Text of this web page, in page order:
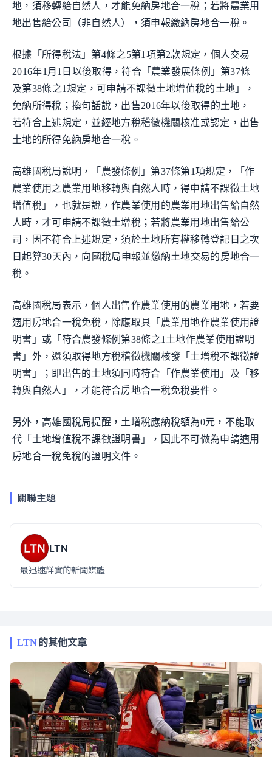
地，須移轉給自然人，才能免納房地合一稅；若將農業用
地出售給公司（非自然人），須申報繳納房地合一稅。
根據「所得稅法」第4條之5第1項第2款規定，個人交易
2016年1月1日以後取得，符合「農業發展條例」第37條
及第38條之1規定，可申請不課徵土地增值稅的土地」，
免納所得稅；換句話說，出售2016年以後取得的土地，
若符合上述規定，並經地方稅稽徵機關核准或認定，出售
土地的所得免納房地合一稅。
高雄國稅局說明，「農發條例」第37條第1項規定，「作
農業使用之農業用地移轉與自然人時，得申請不課徵土地
增值稅」，也就是說，作農業使用的農業用地出售給自然
人時，才可申請不課徵土增稅；若將農業用地出售給公
司，因不符合上述規定，須於土地所有權移轉登記日之次
日起算30天內，向國稅局申報並繳納土地交易的房地合一
稅。
高雄國稅局表示，個人出售作農業使用的農業用地，若要
適用房地合一稅免稅，除應取具「農業用地作農業使用證
明書」或「符合農發條例第38條之1土地作農業使用證明
書」外，還須取得地方稅稽徵機關核發「土增稅不課徵證
明書」；即出售的土地須同時符合「作農業使用」及「移
轉與自然人」，才能符合房地合一稅免稅要件。
另外，高雄國稅局提醒，土增稅應納稅額為0元，不能取
代「土地增值稅不課徵證明書」，因此不可做為申請適用
房地合一稅免稅的證明文件。
關聯主題
LTN
最迅速詳實的新聞媒體
LTN的其他文章